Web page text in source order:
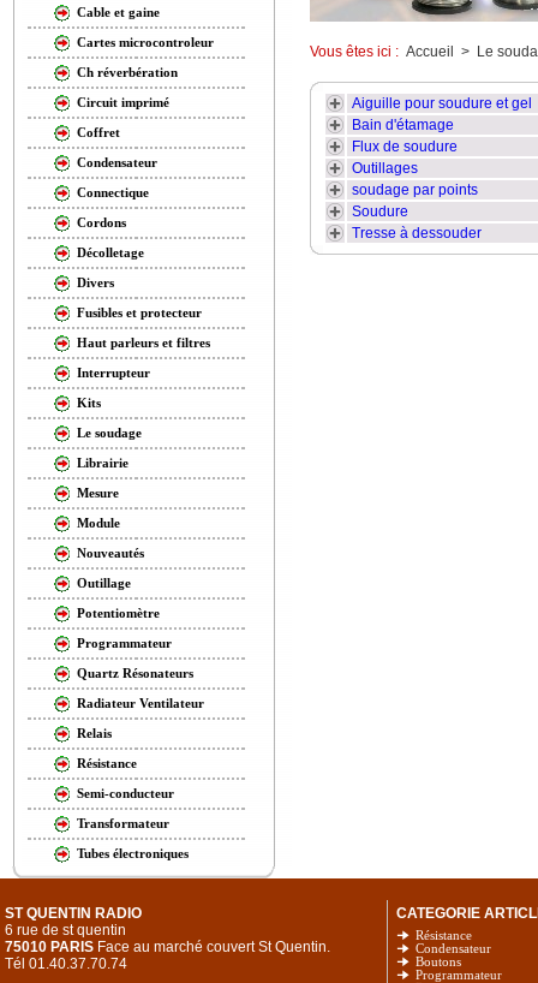
Cable et gaine
Cartes microcontroleur
Ch réverbération
Circuit imprimé
Coffret
Condensateur
Connectique
Cordons
Décolletage
Divers
Fusibles et protecteur
Haut parleurs et filtres
Interrupteur
Kits
Le soudage
Librairie
Mesure
Module
Nouveautés
Outillage
Potentiomètre
Programmateur
Quartz Résonateurs
Radiateur Ventilateur
Relais
Résistance
Semi-conducteur
Transformateur
Tubes électroniques
Vous êtes ici : Accueil > Le
Aiguille pour soudure et gel
Bain d'étamage
Flux de soudure
Outillages
soudage par points
Soudure
Tresse à dessouder
ST QUENTIN RADIO
6 rue de st quentin
75010 PARIS Face au marché couvert St Quentin.
Tél 01.40.37.70.74
CATEGORIE
Résistance
Condensateur
Boutons
Programmateur